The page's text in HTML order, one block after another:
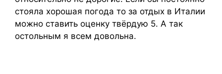
стояла хорошая погода то за отдых в Италии
можно ставить оценку твёрдую 5. А так
остольным я всем довольна.